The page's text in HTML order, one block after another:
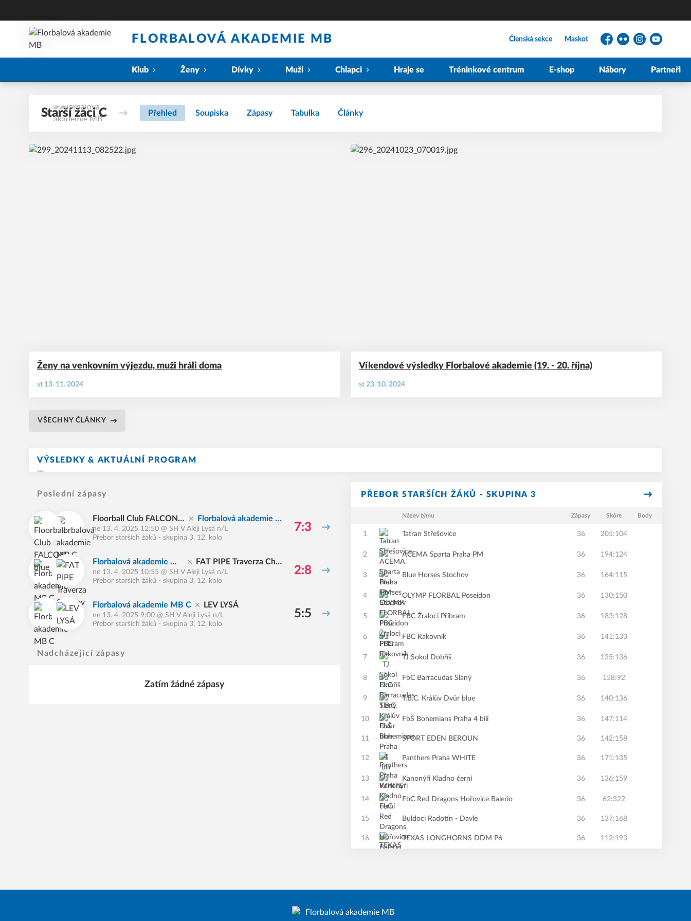
FLORBALOVÁ AKADEMIE MB Členská sekce Maskot
Facebook
FlickrInstagramYouTube
Klub Ženy Dívky Muži Chlapci Hraje se Tréninkové centrum E-shop Nábory Partneři
Starší žáci C Přehled Soupiska Zápasy Tabulka Články
st 13. 11. 2024
Ženy na venkovním výjezdu, muži hráli doma
st 23. 10. 2024
Víkendové výsledky Florbalové akademie (19. - 20. října)
VŠECHNY ČLÁNKY
VÝSLEDKY & AKTUÁLNÍ PROGRAM
Poslední zápasy
Floorball Club FALCON b
lue
Florbalová akademie M
B C
ne 13. 4. 2025 12:50 @ SH V Aleji Lysá n/L
Přebor starších žáků - skupina 3, 12. kolo
7:3
Florbalová akademie M
B C
FAT PIPE Traverza Chod
ov
ne 13. 4. 2025 10:55 @ SH V Aleji Lysá n/L
Přebor starších žáků - skupina 3, 12. kolo
2:8
Florbalová akademie MB C LEV LYSÁ
ne 13. 4. 2025 9:00 @ SH V Aleji Lysá n/L
Přebor starších žáků - skupina 3, 12. kolo
5:5
Nadcházející zápasy
Zatím žádné zápasy
PŘEBOR STARŠÍCH ŽÁKŮ - SKUPINA 3
Název týmu Zápasy Skóre Body
1 Tatran Střešovice 36 205:104
2 ACEMA Sparta Praha PM 36 194:124
3 Blue Horses Stochov 36 164:115
4 OLYMP FLORBAL Poseidon 36 130:150
5 FBC Žraloci Příbram 36 183:128
6 FBC Rakovník 36 141:133
7 TJ Sokol Dobříš 36 135:136
8 FbC Barracudas Slaný 36 158:92
9 T.B.C. Králův Dvůr blue 36 140:136
10 FbŠ Bohemians Praha 4 bílí 36 147:114
11 SPORT EDEN BEROUN 36 142:158
12 Panthers Praha WHITE 36 171:135
13 Kanonýři Kladno černí 36 136:159
14 FbC Red Dragons Hořovice Balerio 36 62:322
15 Buldoci Radotín - Davle 36 137:168
16 TEXAS LONGHORNS DDM P6 36 112:193